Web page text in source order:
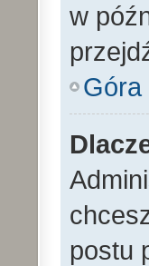
w
Góra
postu